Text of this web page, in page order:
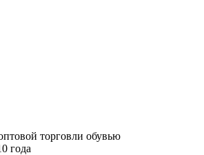
торговли обувью
года